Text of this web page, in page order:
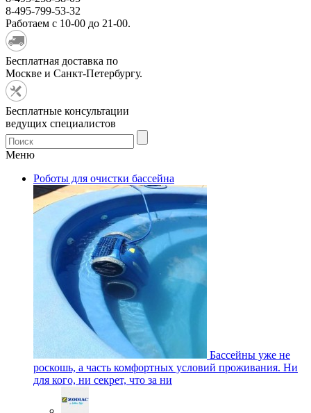
8-495-799-53-32
Работаем c 10-00 до 21-00.
Бесплатная доставка по
Москве и Санкт-Петербургу.
Бесплатные консультации
ведущих специалистов
Меню
Роботы для очистки бассейна
Бассейны уже не
роскошь, а часть комфортных условий проживания. Ни
для кого, ни секрет, что за ни